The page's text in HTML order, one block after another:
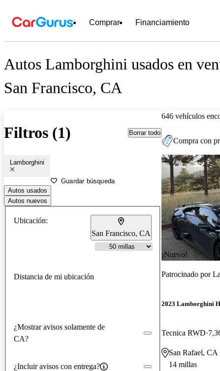
Comprar Financiamiento
Autos Lamborghini usados en
San Francisco, CA
Filtros (1) Borrar todo
Lamborghini
Guardar búsqueda
Autos usados
Autos nuevos
Ubicación:
San Francisco, CA
Distancia de mi ubicación
¿Mostrar avisos solamente de
CA?
¿Incluir avisos con entrega?
646 vehículos
Compra con
¡Nuevo!
Patrocinado por
2023 Lamborghini
Tecnica RWD
San Rafael, CA
14 millas